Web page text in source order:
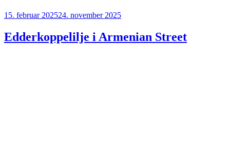
Udgivet
15. februar 202524. november 2025
Edderkoppelilje i Armenian Street